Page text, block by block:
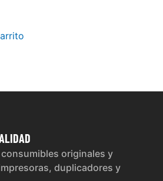
originales y
duplicadores y